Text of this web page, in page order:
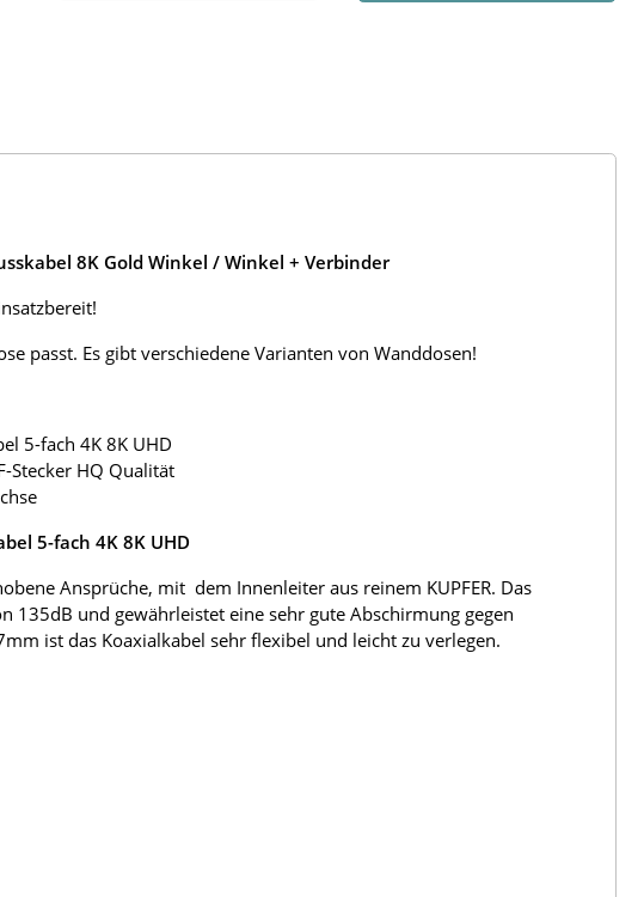
8K Gold Winkel / Winkel + Verbinder
passt. Es gibt verschiedene Varianten von Wanddosen!
5-fach 4K 8K UHD
Stecker HQ Qualität
5-fach 4K 8K UHD
Ansprüche, mit dem Innenleiter aus reinem KUPFER. Das
135dB und gewährleistet eine sehr gute Abschirmung gegen
ist das Koaxialkabel sehr flexibel und leicht zu verlegen.